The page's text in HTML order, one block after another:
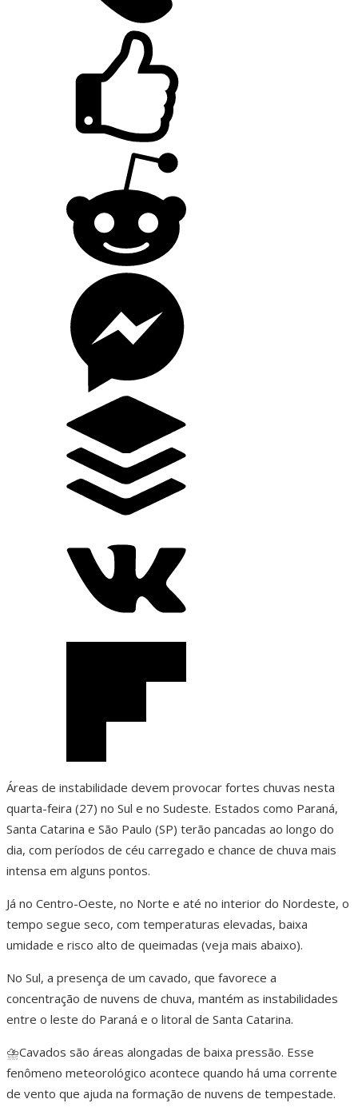
Áreas de instabilidade devem provocar fortes chuvas nesta
quarta-feira (27) no Sul e no Sudeste. Estados como Paraná,
Santa Catarina e São Paulo (SP) terão pancadas ao longo do
dia, com períodos de céu carregado e chance de chuva mais
intensa em alguns pontos.
Já no Centro-Oeste, no Norte e até no interior do Nordeste, o
tempo segue seco, com temperaturas elevadas, baixa
umidade e risco alto de queimadas (veja mais abaixo).
No Sul, a presença de um cavado, que favorece a
concentração de nuvens de chuva, mantém as instabilidades
entre o leste do Paraná e o litoral de Santa Catarina.
⛈️Cavados são áreas alongadas de baixa pressão. Esse
fenômeno meteorológico acontece quando há uma corrente
de vento que ajuda na formação de nuvens de tempestade.